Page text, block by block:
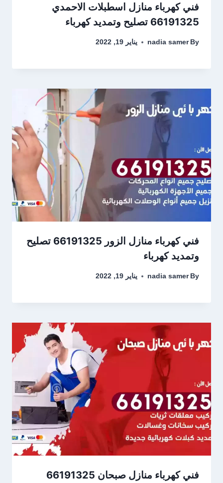
فني كهرباء منازل اسطبلات الاحمدي
66191325 تصليح وتمديد كهرباء
By
nadia samer يناير 19, 2022
فني كهرباء منازل الزور 66191325 تصليح
وتمديد كهرباء
By
nadia samer يناير 19, 2022
فني كهرباء منازل صبحان 66191325